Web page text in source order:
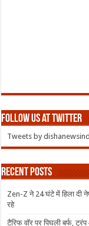
Follow us at Twitter
Tweets by
Recent Posts
Zen-Z ने 24 घंटे में हिला दी
रहे
टैरिफ वॉर पर पिघली बर्फ,